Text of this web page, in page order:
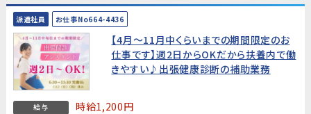
派遣社員 お仕事No664-4436
【4月～11月中くらいまでの期間限定のお
仕事です】週2日からOKだから扶養内で働
きやすい♪出張健康診断の補助業務
給与 時給1,200円